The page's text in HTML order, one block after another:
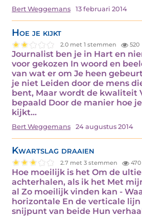
Bert Weggemans 13 februari 2014
Hoe je kijkt
2.0 met 1 stemmen 520
Journalist ben je in Hart en
voor gekozen In woord en
van wat er om Je heen
je niet Leiden door de mens
bent, Maar wordt de kwaliteit
bepaald Door de manier hoe
kijkt…
Bert Weggemans 24 augustus 2014
Kwartslag draaien
2.7 met 3 stemmen 470
Hoe moeilijk is het Om de
achterhalen, als ik het Met
al Zo moeilijk vinden kan -
horizontale En de verticale
snijpunt van beide Hun